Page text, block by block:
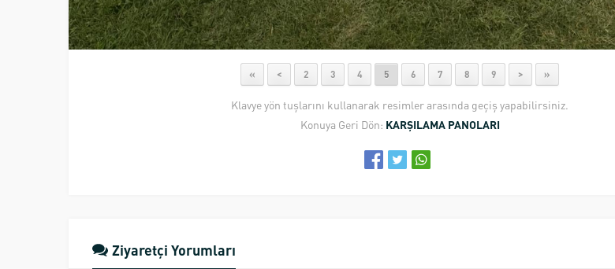
« < 2 3 4 5 6 7 8 9 > »
Klavye yön tuşlarını kullanarak resimler arasında geçiş yapabilirsiniz.
Konuya Geri Dön: KARŞILAMA PANOLARI
Ziyaretçi Yorumları